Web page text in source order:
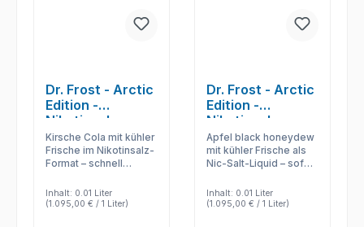
Dr. Frost - Arctic
Edition -
Nikotinsalz
Liquid - Cherry
Cola Ice
Kirsche Cola mit kühler
Frische im Nikotinsalz-
Format – schnell
geschmacksstark und
passend für refillbare
Inhalt: 0.01 Liter
(1.095,00 € / 1 Liter)
Dr. Frost - Arctic
Edition -
Nikotinsalz
Liquid - Apple
Black Honeydew
Ice
Apfel black honeydew
mit kühler Frische als
Nic-Salt-Liquid – sofort
und auf kompaktes
MTL-Dampfen
Inhalt: 0.01 Liter
(1.095,00 € / 1 Liter)